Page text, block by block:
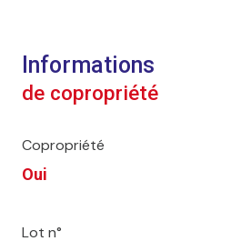
Informations
de copropriété
Copropriété
Oui
Lot n°